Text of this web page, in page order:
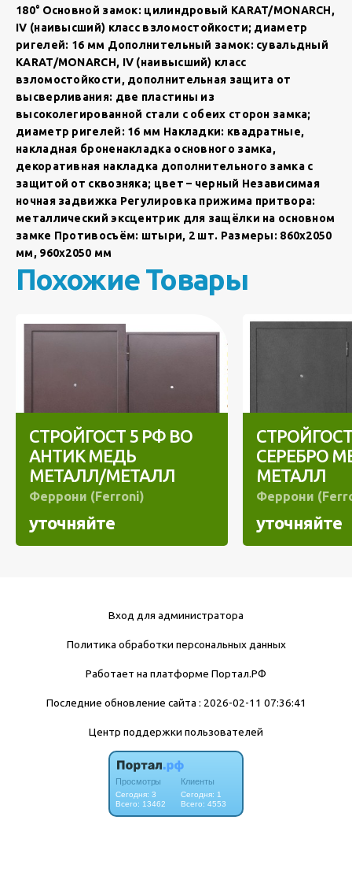
180° Основной замок: цилиндровый KARAT/MONARCH,
IV (наивысший) класс взломостойкости; диаметр
ригелей: 16 мм Дополнительный замок: сувальдный
KARAT/MONARCH, IV (наивысший) класс
взломостойкости, дополнительная защита от
высверливания: две пластины из
высоколегированной стали с обеих сторон замка;
диаметр ригелей: 16 мм Накладки: квадратные,
накладная броненакладка основного замка,
декоративная накладка дополнительного замка с
защитой от сквозняка; цвет – черный Независимая
ночная задвижка Регулировка прижима притвора:
металлический эксцентрик для защёлки на основном
замке Противосъём: штыри, 2 шт. Размеры: 860х2050
мм, 960х2050 мм
Похожие Товары
СТРОЙГОСТ 5 РФ ВО
АНТИК МЕДЬ
МЕТАЛЛ/МЕТАЛЛ
Феррони (Ferroni)
уточняйте
СЕРЕБРО
МЕТАЛЛ
Феррони
уточняйте
Вход для администратора
Политика обработки персональных данных
Работает на платформе Портал.РФ
Последние обновление сайта : 2026-02-11 07:36:41
Центр поддержки пользователей